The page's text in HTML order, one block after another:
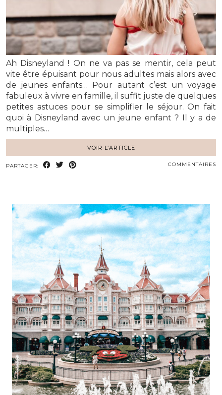
Ah Disneyland ! On ne va pas se mentir, cela peut
vite être épuisant pour nous adultes mais alors avec
de jeunes enfants… Pour autant c’est un voyage
fabuleux à vivre en famille, il suffit juste de quelques
petites astuces pour se simplifier le séjour. On fait
quoi à Disneyland avec un jeune enfant ? Il y a de
multiples…
VOIR L’ARTICLE
PARTAGER: COMMENTAIRES